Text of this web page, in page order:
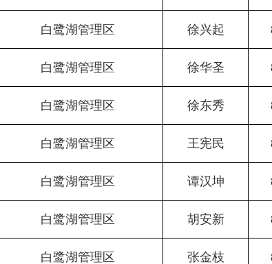
白鹭湖管理区 徐兴起
白鹭湖管理区 徐华圣
白鹭湖管理区 徐东秀
白鹭湖管理区 王宪民
白鹭湖管理区 谭汉坤
白鹭湖管理区 胡安新
白鹭湖管理区 张金枝